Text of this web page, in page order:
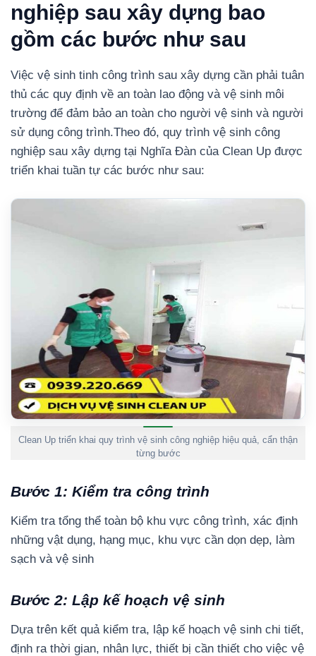
nghiệp sau xây dựng bao
gồm các bước như sau
Việc vệ sinh tinh công trình sau xây dựng cần phải tuân
thủ các quy định về an toàn lao động và vệ sinh môi
trường để đảm bảo an toàn cho người vệ sinh và người
sử dụng công trình.Theo đó, quy trình vệ sinh công
nghiệp sau xây dựng tại Nghĩa Đàn của Clean Up được
triển khai tuần tự các bước như sau:
Clean Up triển khai quy trình vệ sinh công nghiệp hiệu quả, cẩn thận
từng bước
Bước 1: Kiểm tra công trình
Kiểm tra tổng thể toàn bộ khu vực công trình, xác định
những vật dụng, hạng mục, khu vực cần dọn dẹp, làm
sạch và vệ sinh
Bước 2: Lập kế hoạch vệ sinh
Dựa trên kết quả kiểm tra, lập kế hoạch vệ sinh chi tiết,
định ra thời gian, nhân lực, thiết bị cần thiết cho việc vệ